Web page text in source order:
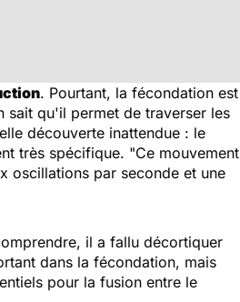
. Pourtant, la fécondation est
sait qu'il permet de traverser les
découverte inattendue : le
très spécifique. "Ce mouvement
oscillations par seconde et une
il a fallu décortiquer
dans la fécondation, mais
pour la fusion entre le